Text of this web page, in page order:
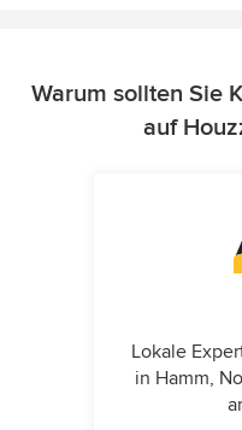
Warum sollten Sie
auf
Lokale
in Hamm,